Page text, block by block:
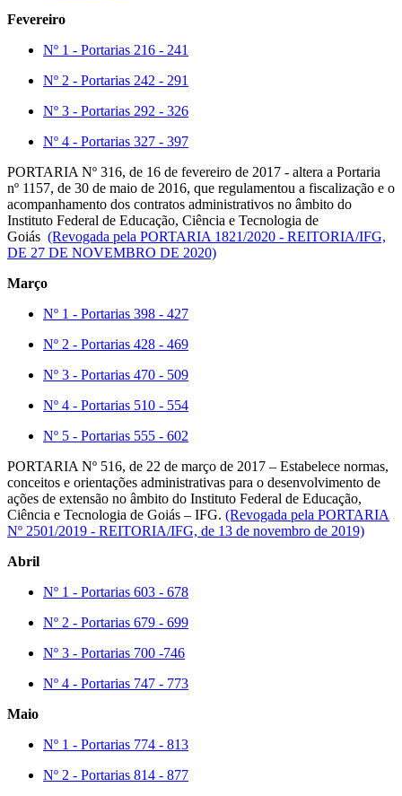
Fevereiro
Nº 1 - Portarias 216 - 241
Nº 2 - Portarias 242 - 291
Nº 3 - Portarias 292 - 326
Nº 4 - Portarias 327 - 397
PORTARIA Nº 316, de 16 de fevereiro de 2017 - altera a Portaria
nº 1157, de 30 de maio de 2016, que regulamentou a fiscalização e o
acompanhamento dos contratos administrativos no âmbito do
Instituto Federal de Educação, Ciência e Tecnologia de
Goiás (Revogada pela PORTARIA 1821/2020 - REITORIA/IFG,
DE 27 DE NOVEMBRO DE 2020)
Março
Nº 1 - Portarias 398 - 427
Nº 2 - Portarias 428 - 469
Nº 3 - Portarias 470 - 509
Nº 4 - Portarias 510 - 554
Nº 5 - Portarias 555 - 602
PORTARIA Nº 516, de 22 de março de 2017 – Estabelece normas,
conceitos e orientações administrativas para o desenvolvimento de
ações de extensão no âmbito do Instituto Federal de Educação,
Ciência e Tecnologia de Goiás – IFG. (Revogada pela PORTARIA
Nº 2501/2019 - REITORIA/IFG, de 13 de novembro de 2019)
Abril
Nº 1 - Portarias 603 - 678
Nº 2 - Portarias 679 - 699
Nº 3 - Portarias 700 -746
Nº 4 - Portarias 747 - 773
Maio
Nº 1 - Portarias 774 - 813
Nº 2 - Portarias 814 - 877